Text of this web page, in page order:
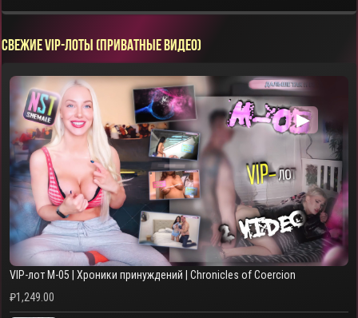
СВЕЖИЕ VIP-ЛОТЫ (ПРИВАТНЫЕ ВИДЕО)
▶
VIP-лот M-05 | Хроники принуждений | Chronicles of Coercion
₽1,249.00